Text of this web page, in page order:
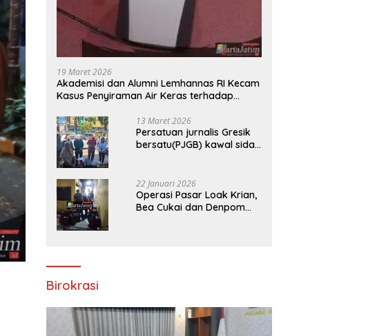
19 Maret 2026
Akademisi dan Alumni Lemhannas RI Kecam
Kasus Penyiraman Air Keras terhadap
13 Maret 2026
Persatuan jurnalis Gresik
bersatu(PJGB) kawal sidak
atas nama Molyo Cipto
amin
22 Januari 2026
Operasi Pasar Loak Krian,
Bea Cukai dan Denpom
Birokrasi